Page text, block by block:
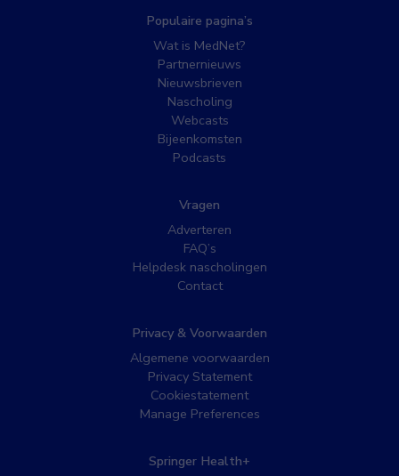
Populaire pagina’s
Wat is MedNet?
Partnernieuws
Nieuwsbrieven
Nascholing
Webcasts
Bijeenkomsten
Podcasts
Vragen
Adverteren
FAQ’s
Helpdesk nascholingen
Contact
Privacy & Voorwaarden
Algemene voorwaarden
Privacy Statement
Cookiestatement
Manage Preferences
Springer Health+